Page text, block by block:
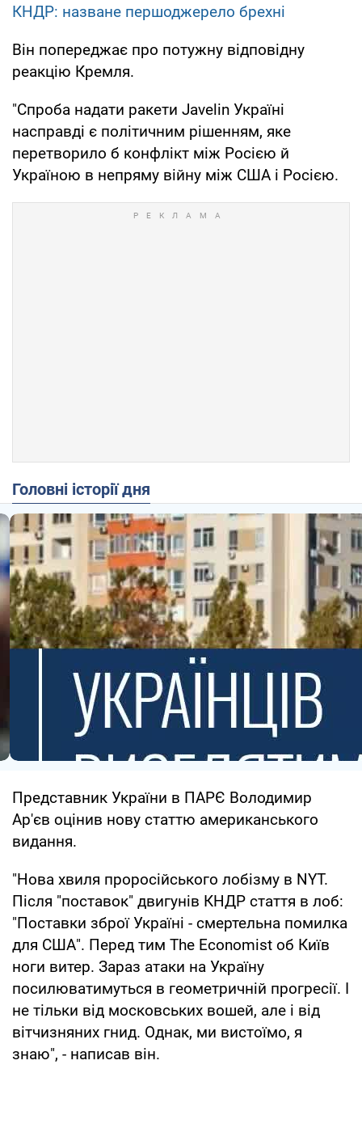
КНДР: назване першоджерело брехні
Він попереджає про потужну відповідну
реакцію Кремля.
"Спроба надати ракети Javelin Україні
насправді є політичним рішенням, яке
перетворило б конфлікт між Росією й
Україною в непряму війну між США і Росією.
Головні історії дня
Представник України в ПАРЄ Володимир
Ар'єв оцінив нову статтю американського
видання.
"Нова хвиля проросійського лобізму в NYT.
Після "поставок" двигунів КНДР стаття в лоб:
"Поставки зброї Україні - смертельна помилка
для США". Перед тим The Economist об Київ
ноги витер. Зараз атаки на Україну
посилюватимуться в геометричній прогресії. І
не тільки від московських вошей, але і від
вітчизняних гнид. Однак, ми вистоїмо, я
знаю", - написав він.